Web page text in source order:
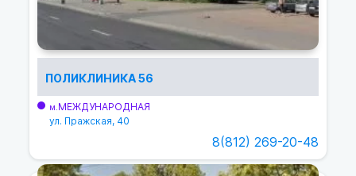
ПОЛИКЛИНИКА 56
м.МЕЖДУНАРОДНАЯ
ул. Пражская, 40
8(812) 269-20-48